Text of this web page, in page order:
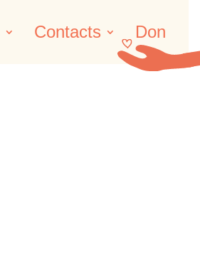
Contacts Don